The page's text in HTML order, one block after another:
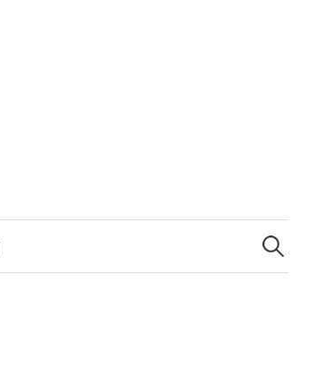
Suchen
nach: